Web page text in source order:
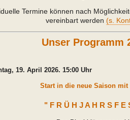
Termine können nach
vereinbart werden (s.
Unser Programm
19. April 2026. 15:00 Uhr
Start in die neue Saison mit
" F R Ü H J A H R S F E